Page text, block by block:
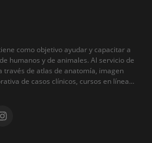
como objetivo ayudar y capacitar a
humanos y de animales. Al servicio de
través de atlas de anatomía, imagen
de casos clínicos, cursos en línea...